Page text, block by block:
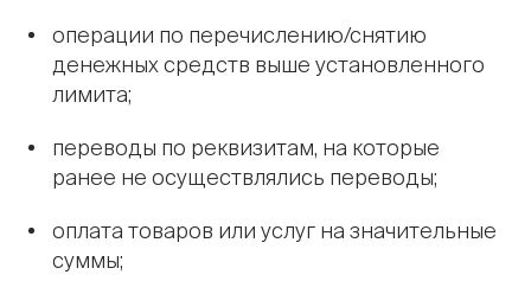
операции по перечислению/снятию
денежных средств выше установленного
лимита;
переводы по реквизитам, на которые
ранее не осуществлялись переводы;
оплата товаров или услуг на значительные
суммы;